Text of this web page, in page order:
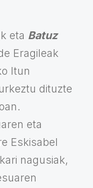
eta Batuz
Eragileak
Itun
dituzte
eta
Eskisabel
nagusiak,